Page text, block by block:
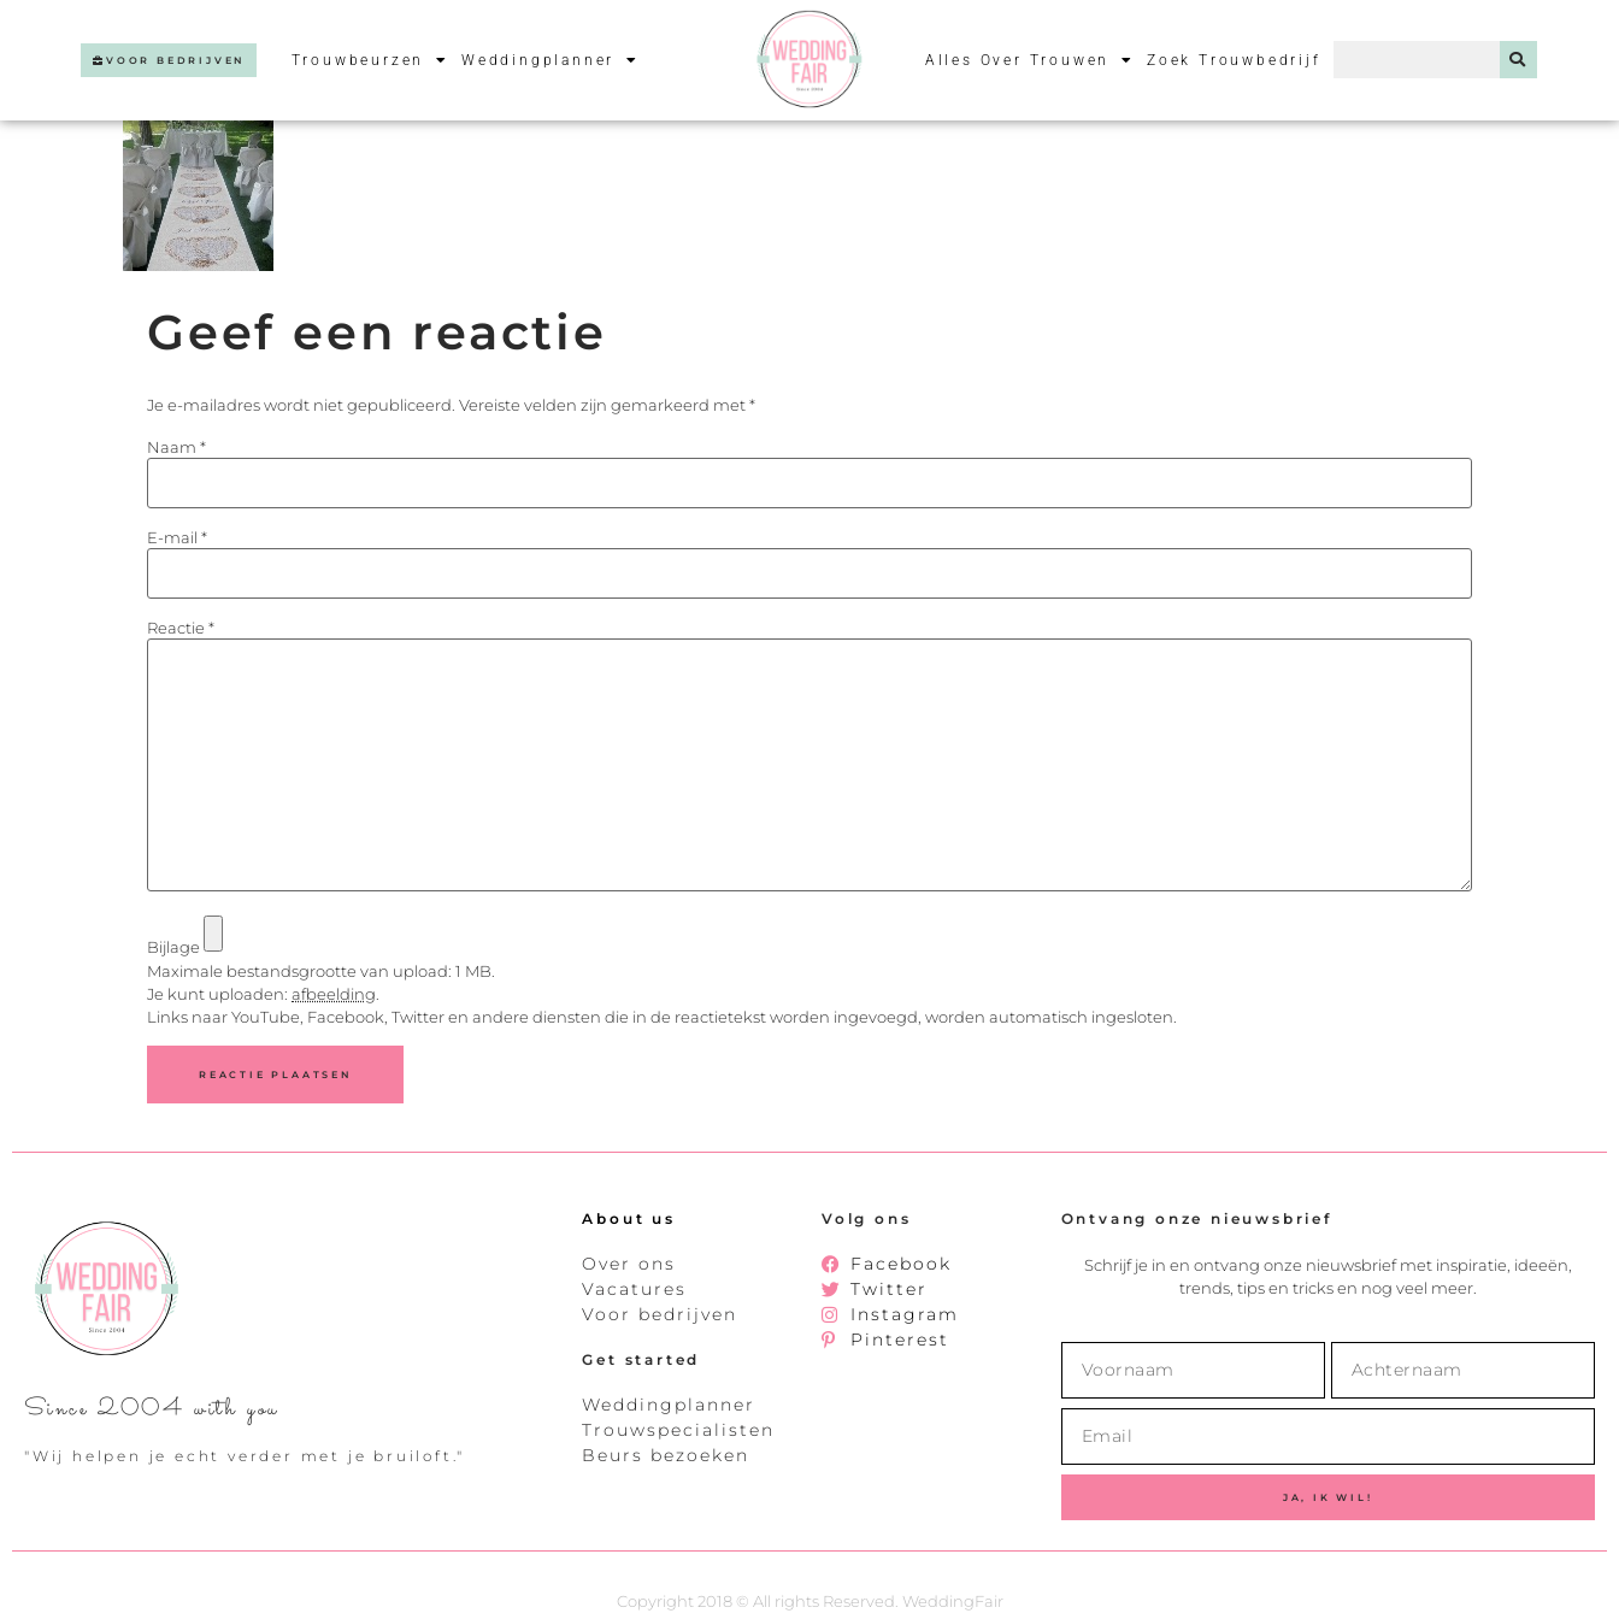
VOOR BEDRIJVEN Trouwbeurzen Weddingplanner Alles Over Trouwen Zoek Trouwbedrijf
Geef een reactie
Je e-mailadres wordt niet gepubliceerd. Vereiste velden zijn gemarkeerd met*
Naam *
E-mail *
Reactie *
Bijlage
Maximale bestandsgrootte van upload: 1 MB.
Je kunt uploaden: afbeelding
Links naar YouTube, Facebook, Twitter en andere diensten die in de reactietekst worden ingevoegd, worden automatisch ingesloten.
Since 2004 with you
"Wij helpen je echt verder met je bruiloft."
About us
Over ons
Vacatures
Voor bedrijven
Get started
Weddingplanner
Trouwspecialisten
Beurs bezoeken
Volg ons
Facebook
Twitter
Instagram
Pinterest
Ontvang onze nieuwsbrief
Schrijf je in en ontvang onze nieuwsbrief met inspiratie, ideeën,
trends, tips en tricks en nog veel meer.
JA, IK WIL!
Copyright 2018 © All rights Reserved. WeddingFair